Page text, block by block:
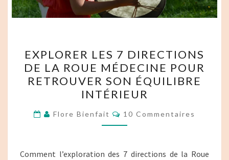
LES
7
DIRECTIONS
DE
LA
ROUE
POUR
EXPLORER LES 7 DIRECTIONS
DE LA ROUE MÉDECINE POUR
RETROUVER SON ÉQUILIBRE
INTÉRIEUR
Flore Bienfait Commentaires
10 Commentaires
Comment l’exploration des 7 directions de la Roue